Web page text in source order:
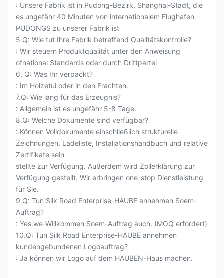
: Unsere Fabrik ist in Pudong-Bezirk, Shanghai-Stadt, die
es ungefähr 40 Minuten von internationalem Flughafen
PUDONGS zu unserer Fabrik ist
5.Q: Wie tut Ihre Fabrik betreffend Qualitätskontrolle?
: Wir steuern Produktqualität unter den Anweisung
ofnational Standards oder durch Drittpartei
6. Q: Was Ihr verpackt?
: Im Holzetui oder in den Frachten.
7.Q: Wie lang für das Erzeugnis?
: Allgemein ist es ungefähr 5-8 Tage.
8.Q: Welche Dokumente sind verfügbar?
: Können Volldokumente einschließlich strukturelle
Zeichnungen, Ladeliste, Installationshandbuch und relative
Zertifikate sein
stellte zur Verfügung. Außerdem wird Zollerklärung zur
Verfügung gestellt. Wir erbringen one-stop Dienstleistung
für Sie.
9.Q: Tun Silk Road Enterprise-HAUBE annehmen Soem-
Auftrag?
: Yes.we-Willkommen Soem-Auftrag auch. (MOQ erfordert)
10.Q: Tun Silk Road Enterprise-HAUBE annehmen
kundengebundenen Logoauftrag?
: Ja können wir Logo auf dem HAUBEN-Haus machen.